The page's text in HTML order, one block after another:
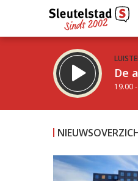
De
19.00
Inklappen